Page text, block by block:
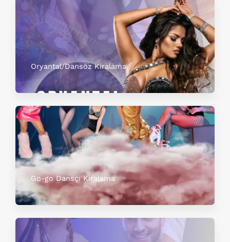
Oryantal/Dansöz Kiralama
Go-go Dansçı Kiralama​